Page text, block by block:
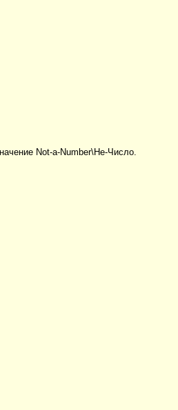
Not-a-Number\Не-Число.